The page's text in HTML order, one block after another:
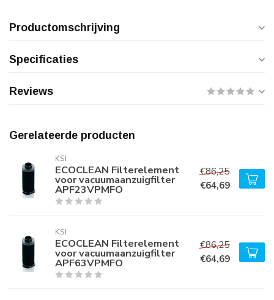
Productomschrijving
Specificaties
Reviews
Gerelateerde producten
KSI
ECOCLEAN Filterelement
voor vacuumaanzuigfilter
APF23VPMFO
€86,25
€64,69
KSI
ECOCLEAN Filterelement
voor vacuumaanzuigfilter
APF63VPMFO
€86,25
€64,69